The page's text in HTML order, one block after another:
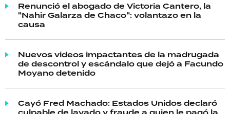
Renunció el abogado de Victoria Cantero, la
"Nahir Galarza de Chaco": volantazo en la
causa
Nuevos videos impactantes de la madrugada
de descontrol y escándalo que dejó a Facundo
Moyano detenido
Cayó Fred Machado: Estados Unidos declaró